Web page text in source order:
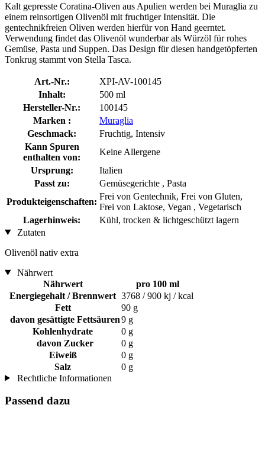
Kalt gepresste Coratina-Oliven aus Apulien werden bei Muraglia zu
einem reinsortigen Olivenöl mit fruchtiger Intensität. Die
gentechnikfreien Oliven werden hierfür von Hand geerntet.
Verwendung findet das Olivenöl wunderbar als Würzöl für rohes
Gemüse, Pasta und Suppen. Das Design für diesen handgetöpferten
Tonkrug stammt von Stella Tasca.
Art.-Nr.:
XPI-AV-100145
Inhalt:
500 ml
Hersteller-Nr.:
100145
Marken :
Muraglia
Geschmack:
Fruchtig, Intensiv
Kann Spuren
enthalten von:
Keine Allergene
Ursprung:
Italien
Passt zu:
Gemüsegerichte , Pasta
Produkteigenschaften:
Frei von Gentechnik, Frei von Gluten,
Frei von Laktose, Vegan , Vegetarisch
Lagerhinweis:
Kühl, trocken & lichtgeschützt lagern
Zutaten
Olivenöl nativ extra
Nährwert
Nährwert
pro 100 ml
Energiegehalt / Brennwert 3768 / 900 kj / kcal
Fett
90 g
davon gesättigte Fettsäuren9 g
Kohlenhydrate
0 g
davon Zucker
0 g
Eiweiß
0 g
Salz
0 g
Rechtliche Informationen
Passend dazu